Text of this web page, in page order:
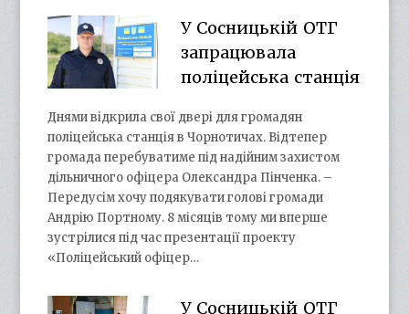
У Сосницькій ОТГ
запрацювала
поліцейська станція
Днями відкрила свої двері для громадян
поліцейська станція в Чорнотичах. Відтепер
громада перебуватиме під надійним захистом
дільничного офіцера Олександра Пінченка. –
Передусім хочу подякувати голові громади
Андрію Портному. 8 місяців тому ми вперше
зустрілися під час презентації проекту
«Поліцейський офіцер…
У Сосницькій ОТГ